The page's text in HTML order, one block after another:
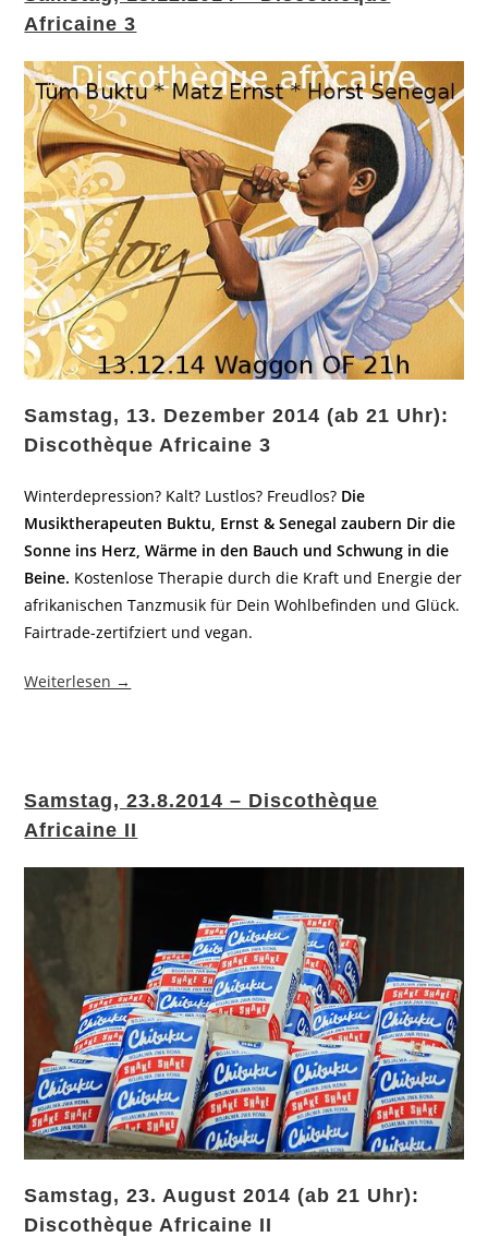
Africaine 3
Samstag, 13. Dezember 2014 (ab 21 Uhr):
Discothèque Africaine 3
Winterdepression? Kalt? Lustlos? Freudlos? Die
Musiktherapeuten Buktu, Ernst & Senegal zaubern Dir die
Sonne ins Herz, Wärme in den Bauch und Schwung in die
Beine. Kostenlose Therapie durch die Kraft und Energie der
afrikanischen Tanzmusik für Dein Wohlbefinden und Glück.
Fairtrade-zertifziert und vegan.
Weiterlesen →
Samstag, 23.8.2014 – Discothèque
Africaine II
Samstag, 23. August 2014 (ab 21 Uhr):
Discothèque Africaine II